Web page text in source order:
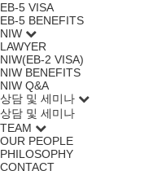
EB-5 VISA
EB-5 BENEFITS
NIW
LAWYER
NIW(EB-2 VISA)
NIW BENEFITS
NIW Q&A
상담 및 세미나
상담 및 세미나
TEAM
OUR PEOPLE
PHILOSOPHY
CONTACT